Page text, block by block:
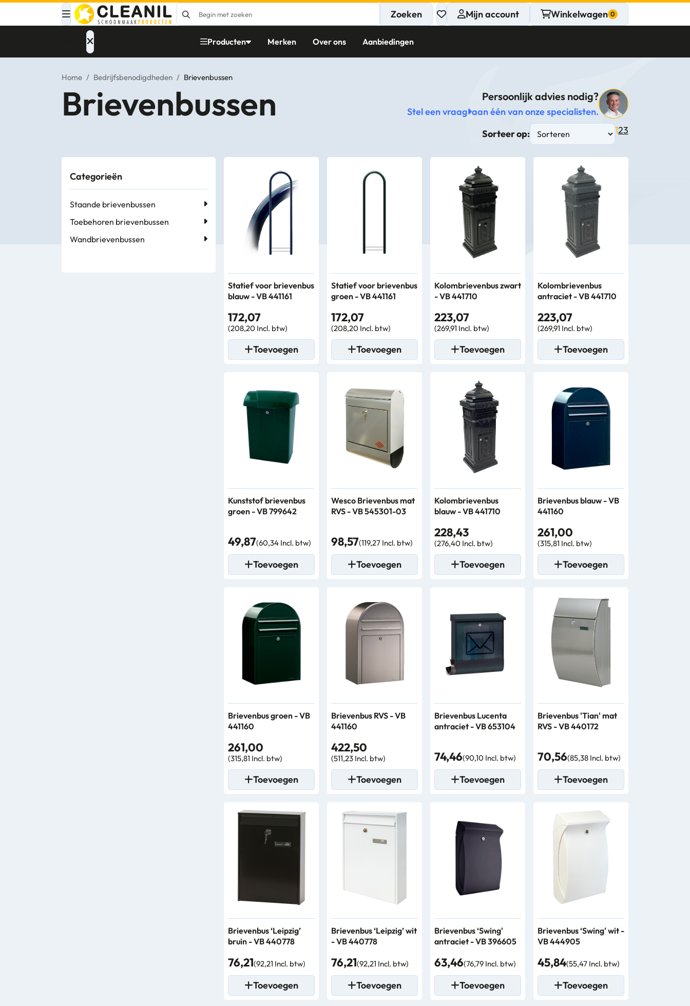
Mijn account Winkelwagen
Zoeken
Producten
Afvalinzameling
Reinigingsmiddelen
Papier – Dispensers
Bedrijfsbenodigdheden
Persoonlijk
advies
nodig?
Stel een vraag
Merken Over ons Aanbiedingen
Home / Bedrijfsbenodigdheden / Brievenbussen
Brievenbussen Persoonlijk advies nodig?
Stel een vraag aan één van onze specialisten.
Sorteer op:
123
Categorieën
Staande brievenbussen
Toebehoren brievenbussen
Wandbrievenbussen
Statief voor brievenbus
blauw - VB 441161
172,07
(208,20 Incl. btw)
Toevoegen
Statief voor brievenbus
groen - VB 441161
172,07
(208,20 Incl. btw)
Toevoegen
Kolombrievenbus zwart
- VB 441710
223,07
(269,91 Incl. btw)
Toevoegen
Kolombrievenbus
antraciet - VB 441710
223,07
(269,91 Incl. btw)
Toevoegen
Kunststof brievenbus
groen - VB 799642
49,87(60,34 Incl. btw)
Toevoegen
Wesco Brievenbus mat
RVS - VB 545301-03
98,57(119,27 Incl. btw)
Toevoegen
Kolombrievenbus
blauw - VB 441710
228,43
(276,40 Incl. btw)
Toevoegen
Brievenbus blauw - VB
441160
261,00
(315,81 Incl. btw)
Toevoegen
Brievenbus groen - VB
441160
261,00
(315,81 Incl. btw)
Toevoegen
Brievenbus RVS - VB
441160
422,50
(511,23 Incl. btw)
Toevoegen
Brievenbus Lucenta
antraciet - VB 653104
74,46(90,10 Incl. btw)
Toevoegen
Brievenbus 'Tian' mat
RVS - VB 440172
70,56(85,38 Incl. btw)
Toevoegen
Brievenbus ‘Leipzig’
bruin - VB 440778
76,21(92,21 Incl. btw)
Toevoegen
Brievenbus ‘Leipzig’ wit
- VB 440778
76,21(92,21 Incl. btw)
Toevoegen
Brievenbus ‘Swing'
antraciet - VB 396605
63,46(76,79 Incl. btw)
Toevoegen
Brievenbus ‘Swing' wit -
VB 444905
45,84(55,47 Incl. btw)
Toevoegen